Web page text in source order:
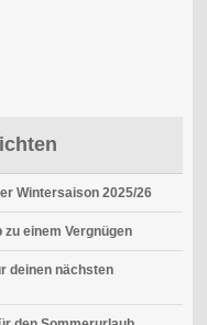
Wintersaison 2025/26
einem Vergnügen
deinen nächsten